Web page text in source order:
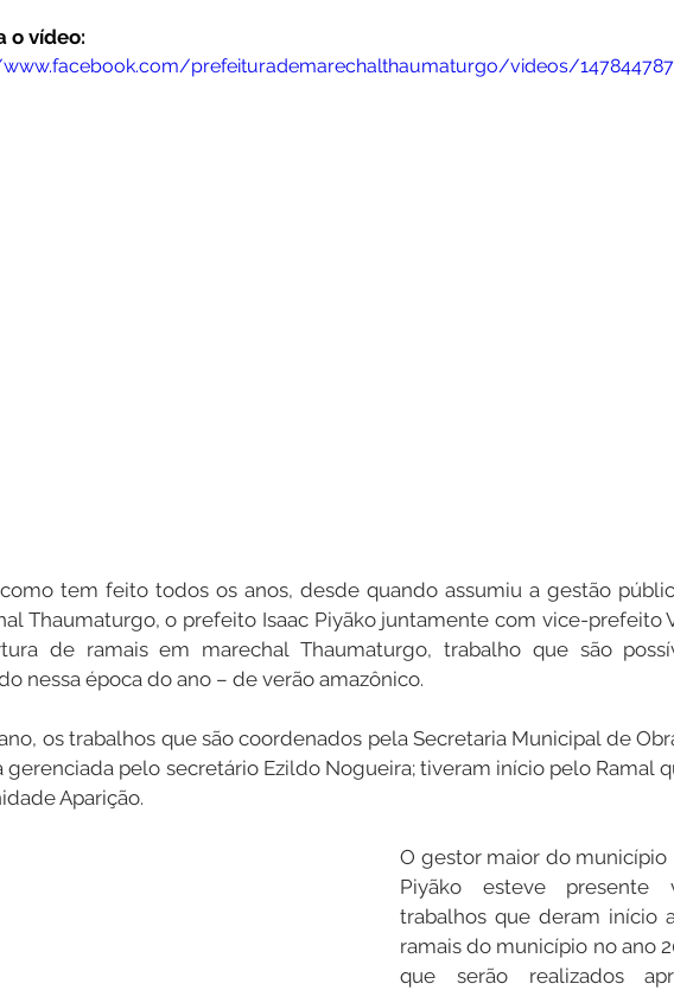
Campanhas
o vídeo:
prefeiturademarechalthaumaturgo/videos/
tem feito todos os anos, desde quando assumiu a gestão
Thaumaturgo, o prefeito Isaac Piyãko juntamente com vice-prefeito
de ramais em marechal Thaumaturgo, trabalho que são
nessa época do ano – de verão amazônico.
os trabalhos que são coordenados pela Secretaria Municipal de
gerenciada pelo secretário Ezildo Nogueira; tiveram início pelo Ramal
Aparição.
O gestor maior do município
Piyãko esteve presente
trabalhos que deram início
ramais do município no ano
que serão realizados